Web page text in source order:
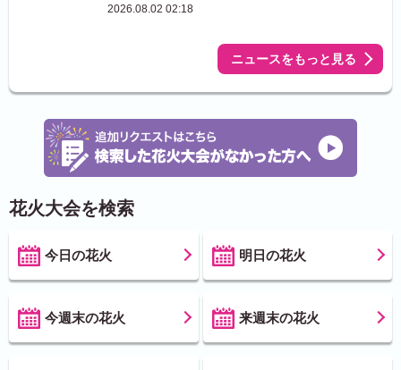
2026.08.02 02:18
ニュースをもっと見る
花火大会を検索
今日の花火 明日の花火
今週末の花火 来週末の花火